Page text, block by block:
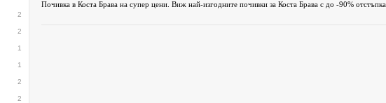
2
2
1
1
2
2
Почивка в Коста Брава на супер цени. Виж най-изгодните почивки за Коста Брава с до -90% отстъпка